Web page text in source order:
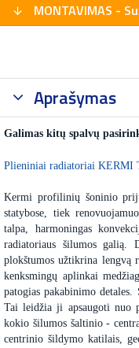
MONTAVIMAS -
Aprašymas
Galimas kitų spalvų
Plieniniai radiatoriai KERMI
Kermi profilinių šoninio
statybose, tiek
talpa, harmoningas
radiatoriaus šilumos galią.
plokštumos užtikrina lengvą
kenksmingų aplinkai
patogias pakabinimo
Tai leidžia ji apsaugoti nuo
kokio šilumos šaltinio -
centrinio šildymo katilais,